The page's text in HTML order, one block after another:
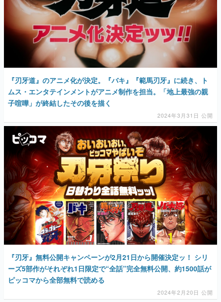
『刃牙道』のアニメ化が決定。『バキ』『範馬刃牙』に続き、ト
ムス・エンタテインメントがアニメ制作を担当。「地上最強の親
子喧嘩」が終結したその後を描く
2024年3月31日 公開
『刃牙』無料公開キャンペーンが2月21日から開催決定ッ！ シリ
ーズ5部作がそれぞれ1日限定で“全話”完全無料公開、約1500話が
ピッコマから全部無料で読める
2024年2月20日 公開